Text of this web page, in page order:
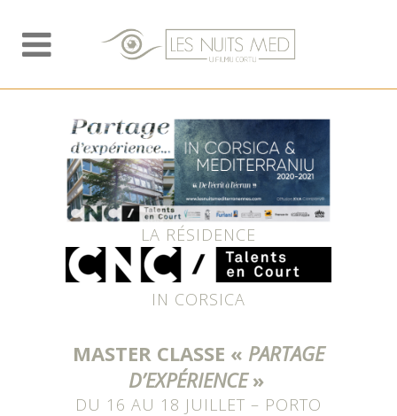
LA RÉSIDENCE
IN CORSICA
MASTER CLASSE « PARTAGE
D’EXPÉRIENCE»
DU 16 AU 18 JUILLET – PORTO